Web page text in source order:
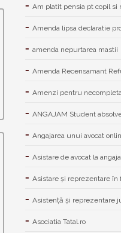
Am platit pensia pt copil si
Amenda lipsa declaratie
amenda nepurtarea mastii
Amenda Recensamant
Amenzi pentru
ANGAJAM Student
Angajarea unui avocat
Asistare de avocat la
Asistare și reprezentare în
Asistență și reprezentare
Asociatia Tatal.ro